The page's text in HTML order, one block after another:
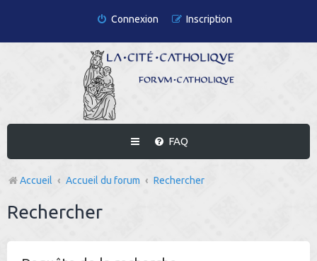
Connexion Inscription
FAQ
Accueil Accueil du forum Rechercher
Rechercher